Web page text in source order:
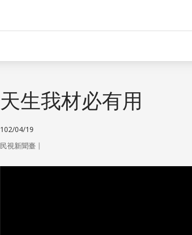
天生我材必有用
102/04/19
民視新聞臺 ｜